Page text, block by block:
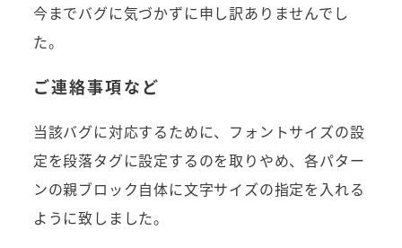
今までバグに気づかずに申し訳ありませんでし
た。
ご連絡事項など
当該バグに対応するために、フォントサイズの設
定を段落タグに設定するのを取りやめ、各パター
ンの親ブロック自体に文字サイズの指定を入れる
ように致しました。